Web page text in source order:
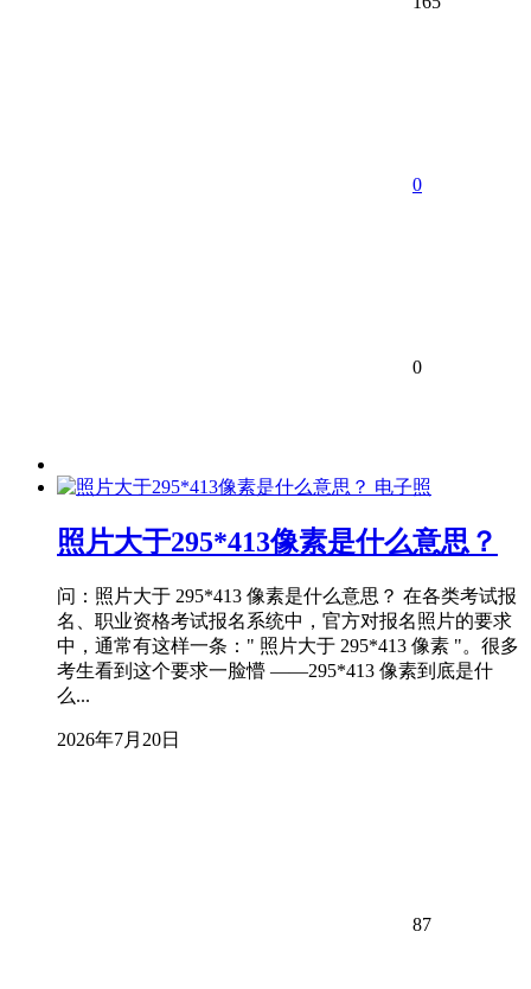
0
0
电子照
照片大于295*413像素是什么意思？
问：照片大于 295*413 像素是什么意思？ 在各类考试报
名、职业资格考试报名系统中，官方对报名照片的要求
中，通常有这样一条：" 照片大于 295*413 像素 "。很多
考生看到这个要求一脸懵 ——295*413 像素到底是什
么...
2026年7月20日
87